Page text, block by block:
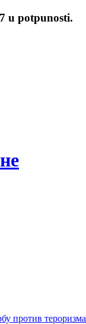
u potpunosti.
против тероризма